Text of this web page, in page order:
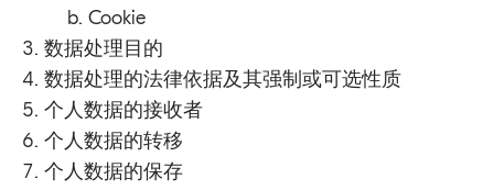
Cookie
数据处理目的
数据处理的法律依据及其强制或可选性质
个人数据的接收者
个人数据的转移
个人数据的保存